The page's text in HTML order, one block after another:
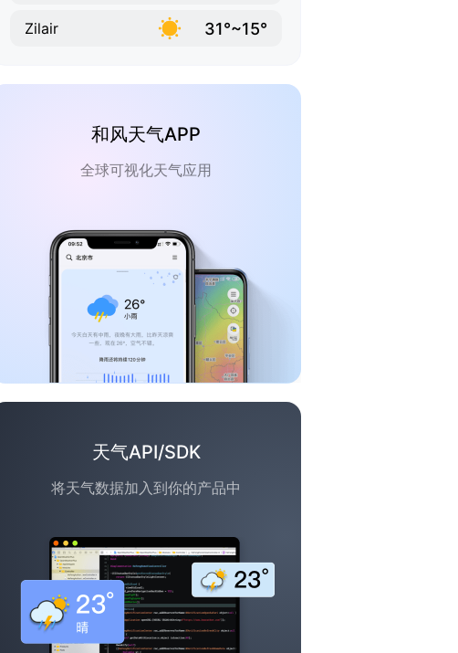
Zilair 31°~15°
和风天气APP
全球可视化天气应用
天气API/SDK
将天气数据加入到你的产品中